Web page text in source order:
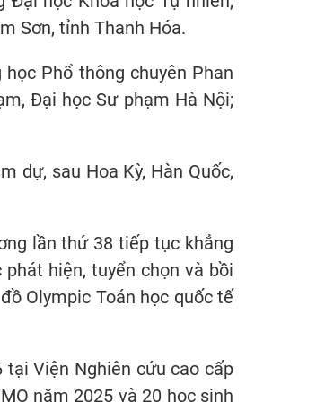
Sơn, tỉnh Thanh Hóa.
Phổ thông chuyên Phan
Đại học Sư phạm Hà Nội;
dự, sau Hoa Kỳ, Hàn Quốc,
lần thứ 38 tiếp tục khẳng
hiện, tuyển chọn và bồi
Olympic Toán học quốc tế
Viện Nghiên cứu cao cấp
năm 2025 và 20 học sinh